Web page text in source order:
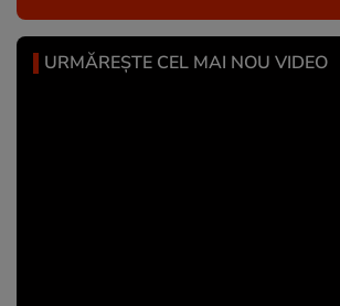
URMĂREȘTE CEL MAI NOU VIDEO